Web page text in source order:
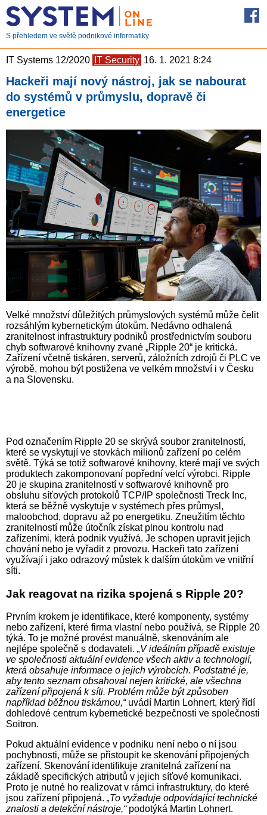
S přehledem ve světě podnikové informatiky
IT Systems 12/2020 IT Security 16. 1. 2021 8:24
Hackeři mají nový nástroj, jak se nabourat
do systémů v průmyslu, dopravě či
energetice
Velké množství důležitých průmyslových systémů může čelit
rozsáhlým kybernetickým útokům. Nedávno odhalená
zranitelnost infrastruktury podniků prostřednictvím souboru
chyb softwarové knihovny zvané „Ripple 20“ je kritická.
Zařízení včetně tiskáren, serverů, záložních zdrojů či PLC ve
výrobě, mohou být postižena ve velkém množství i v Česku
a na Slovensku.
Pod označením Ripple 20 se skrývá soubor zranitelností,
které se vyskytují ve stovkách milionů zařízení po celém
světě. Týká se totiž softwarové knihovny, které mají ve svých
produktech zakomponovaní popřední velcí výrobci. Ripple
20 je skupina zranitelností v softwarové knihovně pro
obsluhu síťových protokolů TCP/IP společnosti Treck Inc,
která se běžně vyskytuje v systémech přes průmysl,
maloobchod, dopravu až po energetiku. Zneužitím těchto
zranitelností může útočník získat plnou kontrolu nad
zařízeními, která podnik využívá. Je schopen upravit jejich
chování nebo je vyřadit z provozu. Hackeři tato zařízení
využívají i jako odrazový můstek k dalším útokům ve vnitřní
síti.
Jak reagovat na rizika spojená s Ripple 20?
Prvním krokem je identifikace, které komponenty, systémy
nebo zařízení, které firma vlastní nebo používá, se Ripple 20
týká. To je možné provést manuálně, skenováním ale
nejlépe společně s dodavateli. „V ideálním případě existuje
ve společnosti aktuální evidence všech aktiv a technologií,
která obsahuje informace o jejich výrobcích. Podstatné je,
aby tento seznam obsahoval nejen kritické, ale všechna
zařízení připojená k síti. Problém může být způsoben
například běžnou tiskárnou,“uvádí Martin Lohnert, který řídí
dohledové centrum kybernetické bezpečnosti ve společnosti
Soitron.
Pokud aktuální evidence v podniku není nebo o ní jsou
pochybnosti, může se přistoupit ke skenování připojených
zařízení. Skenování identifikuje zranitelná zařízení na
základě specifických atributů v jejich síťové komunikaci.
Proto je nutné ho realizovat v rámci infrastruktury, do které
jsou zařízení připojená. „To vyžaduje odpovídající technické
znalosti a detekční nástroje,“podotýká Martin Lohnert.